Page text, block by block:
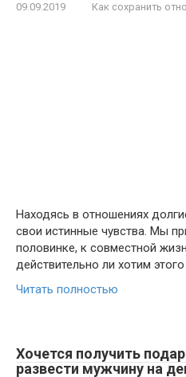
09.09.2019 Как сохранить
Находясь в отношениях
свои истинные чувства. Мы
половинке, к совместной
действительно ли хотим
Читать полностью
Хочется получить
развести мужчину на